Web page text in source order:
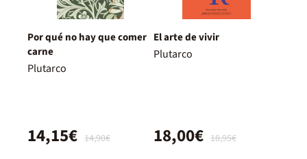
Por qué no hay que comer
carne
Plutarco
14,90€
14,15€
El arte de vivir
Plutarco
18,95€
18,00€